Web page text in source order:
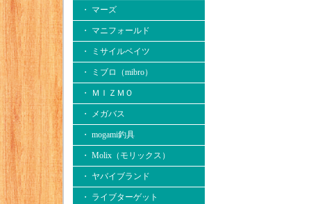
・ マーズ
・ マニフォールド
・ ミサイルベイツ
・ ミブロ（mibro）
・ ＭＩＺＭＯ
・ メガバス
・ mogami釣具
・ Molix（モリックス）
・ ヤバイブランド
・ ライブターゲット